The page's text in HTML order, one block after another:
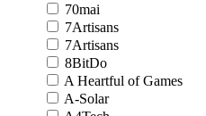
70mai
7Artisans
7Artisans
8BitDo
A Heartful of Games
A-Solar